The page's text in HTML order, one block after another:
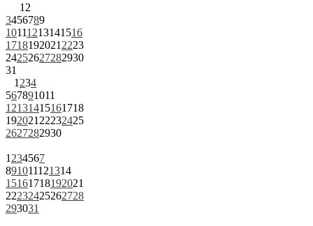
1 2
3456789
10111213141516
1718192021 2223
24252627282930
31
1 234
567891011
12131415161718
192021 22232425
2627282930
1 234567
891011121314
15161718192021
22232425262728
293031